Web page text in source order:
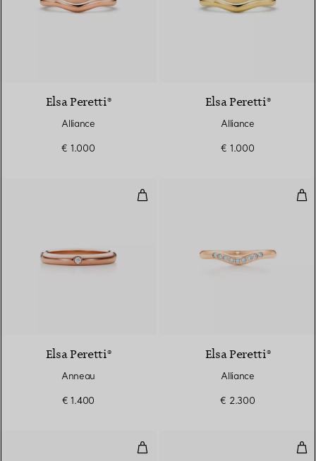
Elsa Peretti®
Alliance
€ 1.000
Elsa Peretti®
Alliance
€ 1.000
Anneau
Elsa Peretti®
Anneau
€ 1.400
Elsa Peretti®
Alliance
€ 2.300
Alliance